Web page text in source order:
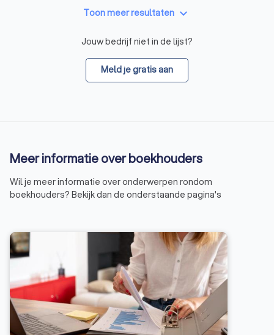
Toon meer resultaten keyboard_arrow_down
Jouw bedrijf niet in de lijst?
Meld je gratis aan
Meer informatie over boekhouders
Wil je meer informatie over onderwerpen rondom
boekhouders? Bekijk dan de onderstaande pagina's